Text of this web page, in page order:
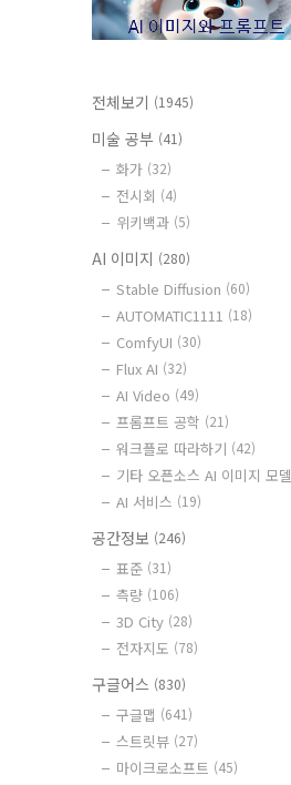
전체보기 (1945)
미술 공부 (41)
화가 (32)
전시회 (4)
위키백과 (5)
AI 이미지 (280)
Stable Diffusion (60)
AUTOMATIC1111 (18)
ComfyUI (30)
Flux AI (32)
AI Video (49)
프롬프트 공학 (21)
워크플로 따라하기 (42)
기타 오픈소스 AI 이미지 모델
AI 서비스 (19)
공간정보 (246)
표준 (31)
측량 (106)
3D City (28)
전자지도 (78)
구글어스 (830)
구글맵 (641)
스트릿뷰 (27)
마이크로소프트 (45)